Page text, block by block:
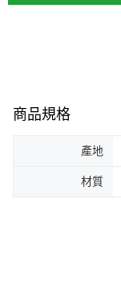
商品規格
產地
材質